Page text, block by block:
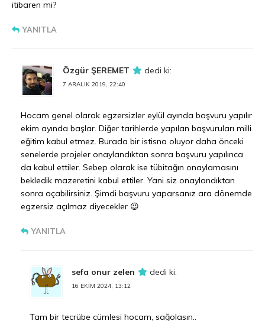
itibaren mi?
YANITLA
Özgür ŞEREMET dedi ki:
7 ARALIK 2019, 22:40
Hocam genel olarak egzersizler eylül ayında başvuru yapılır
ekim ayında başlar. Diğer tarihlerde yapılan başvuruları milli
eğitim kabul etmez. Burada bir istisna oluyor daha önceki
senelerde projeler onaylandıktan sonra başvuru yapılınca
da kabul ettiler. Sebep olarak ise tübitağın onaylamasını
bekledik mazeretini kabul ettiler. Yani siz onaylandıktan
sonra açabilirsiniz. Şimdi başvuru yaparsanız ara dönemde
egzersiz açılmaz diyecekler 😉
YANITLA
sefa onur zelen dedi ki:
16 EKIM 2024, 13:12
Tam bir tecrübe cümlesi hocam, sağolasın..